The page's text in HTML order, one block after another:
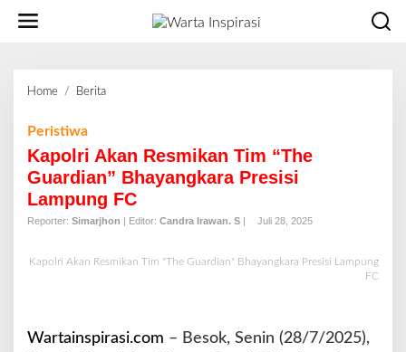
Home / Berita
o
l
A
m
Peristiwa
Kapolri Akan Resmikan Tim “The
Guardian” Bhayangkara Presisi
Lampung FC
Reporter: Simarjhon | Editor: Candra Irawan. S | Juli 28, 2025
Kapolri Akan Resmikan Tim "The Guardian" Bhayangkara Presisi Lampung
FC
Wartainspirasi.com – Besok, Senin (28/7/2025),